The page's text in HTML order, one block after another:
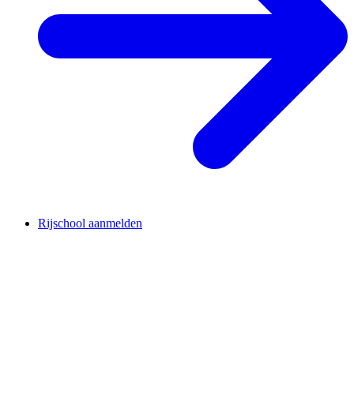
Rijschool aanmelden